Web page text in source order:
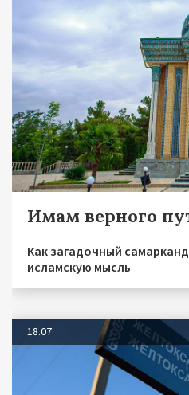
Имам верного
Как загадочный
исламскую мысль
18.07